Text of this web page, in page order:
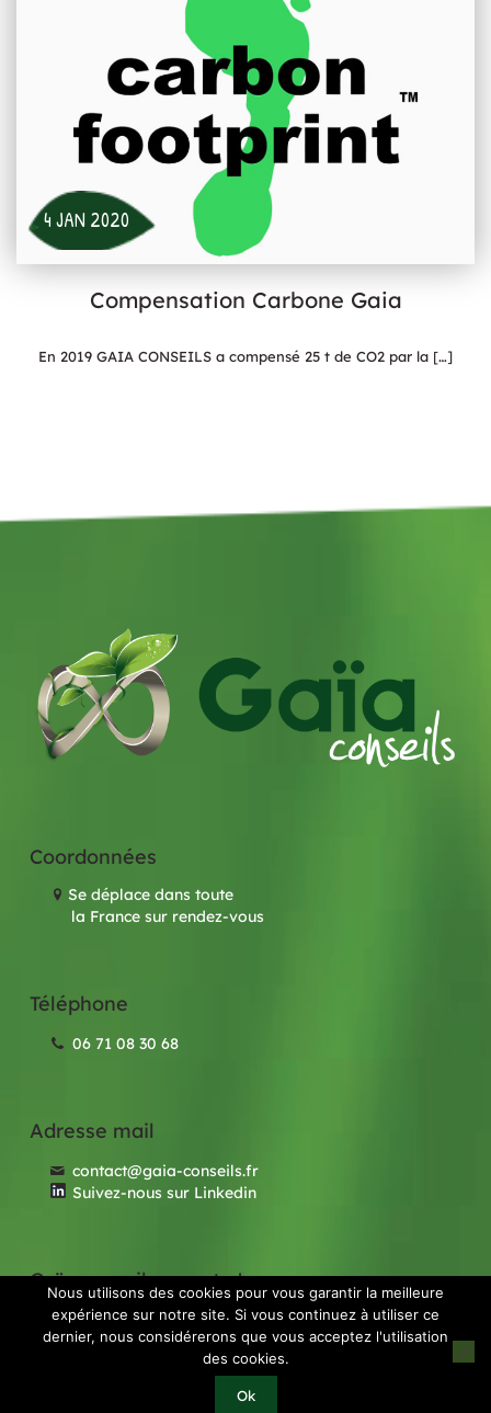
4 JAN 2020
Compensation Carbone Gaia
En 2019 GAIA CONSEILS a compensé 25 t de CO2 par la […]
Coordonnées
Se déplace dans toute
la France sur rendez-vous
Téléphone
06 71 08 30 68
Adresse mail
contact@gaia-conseils.fr
Suivez-nous sur Linkedin
Gaïa conseils recrute !
Nos offres d'emploi
Mention légales
Nous utilisons des cookies pour vous garantir la meilleure
expérience sur notre site. Si vous continuez à utiliser ce
dernier, nous considérerons que vous acceptez l'utilisation
des cookies.
Ok